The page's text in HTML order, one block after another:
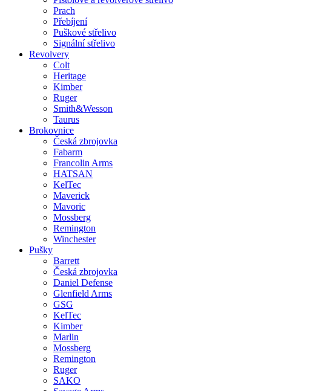
Prach
Přebíjení
Puškové střelivo
Signální střelivo
Revolvery
Colt
Heritage
Kimber
Ruger
Smith&Wesson
Taurus
Brokovnice
Česká zbrojovka
Fabarm
Francolin Arms
HATSAN
KelTec
Maverick
Mavoric
Mossberg
Remington
Winchester
Pušky
Barrett
Česká zbrojovka
Daniel Defense
Glenfield Arms
GSG
KelTec
Kimber
Marlin
Mossberg
Remington
Ruger
SAKO